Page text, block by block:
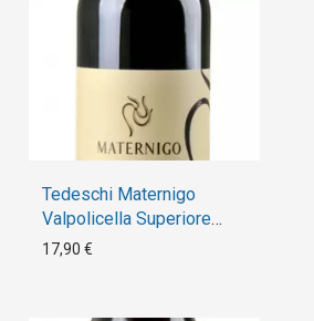
Tedeschi Maternigo
Valpolicella Superiore
2016
17,90 €